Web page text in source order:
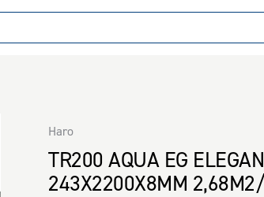
TR200 AQUA EG
243X2200X8MM
Haro